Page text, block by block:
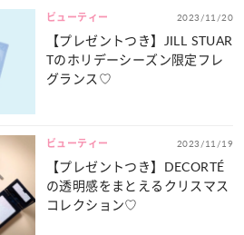
ビューティー 2023/11/20
【プレゼントつき】JILL STUAR
Tのホリデーシーズン限定フレ
グランス♡
ビューティー 2023/11/19
【プレゼントつき】DECORTÉ
の透明感をまとえるクリスマス
コレクション♡